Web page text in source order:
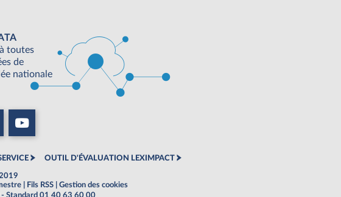
toutes
de
nationale
OUTIL D'ÉVALUATION LEXIMPACT
Fils RSS
Gestion des cookies
- Standard 01 40 63 60 00